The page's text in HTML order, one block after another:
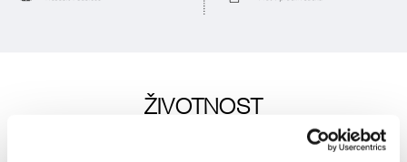
ŽIVOTNOST